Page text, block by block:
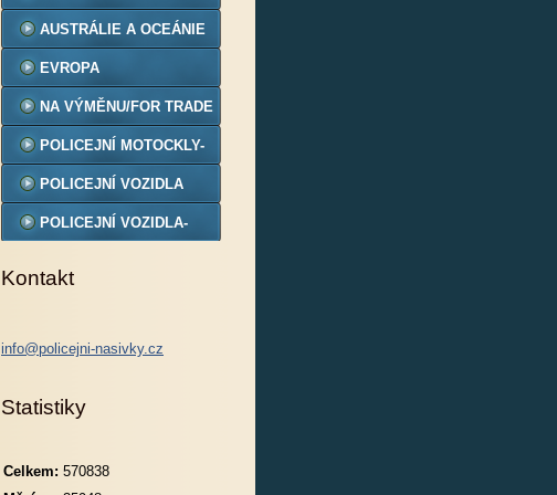
AUSTRÁLIE A OCEÁNIE
EVROPA
NA VÝMĚNU/FOR TRADE
POLICEJNÍ MOTOCKLY-
MODELY
POLICEJNÍ VOZIDLA
POLICEJNÍ VOZIDLA-
Kontakt
info@policejni-nasivky.cz
Statistiky
Celkem: 570838